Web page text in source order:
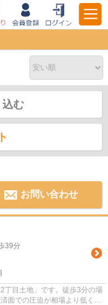
込む
お問い合わせ
39分
丁目土地」です。徒歩3分の場
面での圧迫が相場より低く、